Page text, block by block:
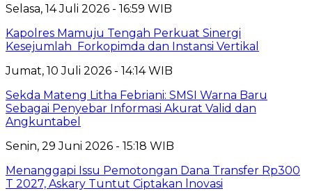
Selasa, 14 Juli 2026 - 16:59 WIB
Kapolres Mamuju Tengah Perkuat Sinergi
Kesejumlah Forkopimda dan Instansi Vertikal
Jumat, 10 Juli 2026 - 14:14 WIB
Sekda Mateng Litha Febriani: SMSI Warna Baru
Sebagai Penyebar Informasi Akurat Valid dan
Angkuntabel
Senin, 29 Juni 2026 - 15:18 WIB
Menanggapi Issu Pemotongan Dana Transfer Rp300
T 2027, Askary Tuntut Ciptakan lnovasi